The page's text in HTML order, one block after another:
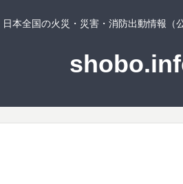
日本全国の火災・災害・消防出動情報（